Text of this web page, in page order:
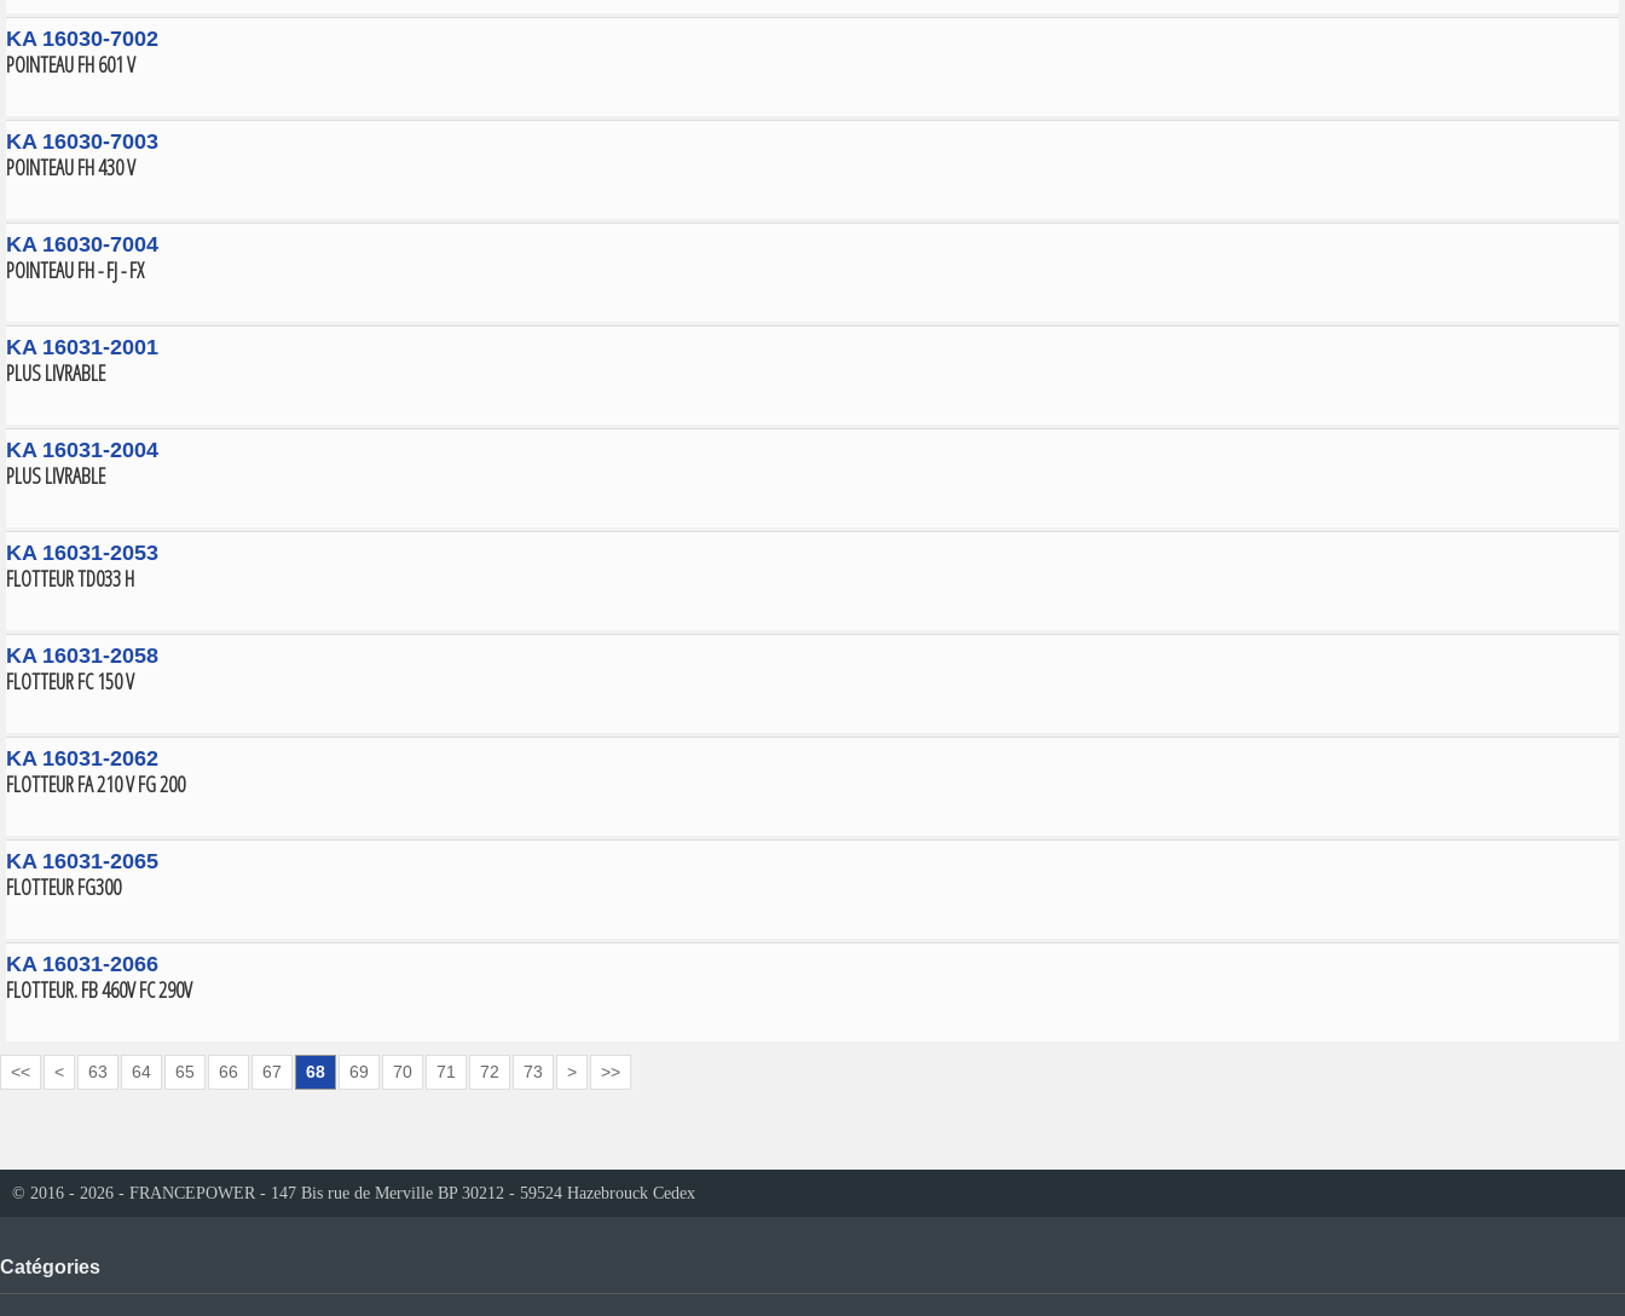
KA 16030-7002
POINTEAU FH 601 V
KA 16030-7003
POINTEAU FH 430 V
KA 16030-7004
POINTEAU FH - FJ - FX
KA 16031-2001
PLUS LIVRABLE
KA 16031-2004
PLUS LIVRABLE
KA 16031-2053
FLOTTEUR TD033 H
KA 16031-2058
FLOTTEUR FC 150 V
KA 16031-2062
FLOTTEUR FA 210 V FG 200
KA 16031-2065
FLOTTEUR FG300
KA 16031-2066
FLOTTEUR. FB 460V FC 290V
<< < 63 64 65 66 67 68 69 70 71 72 73 > >>
© 2016 - 2026 - FRANCEPOWER - 147 Bis rue de Merville BP 30212 - 59524 Hazebrouck Cedex
Catégories